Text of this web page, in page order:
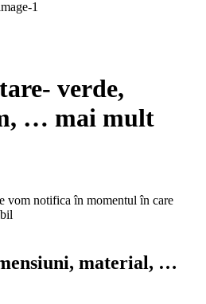
- verde,
, … mai mult
vom notifica în momentul în care
material, …